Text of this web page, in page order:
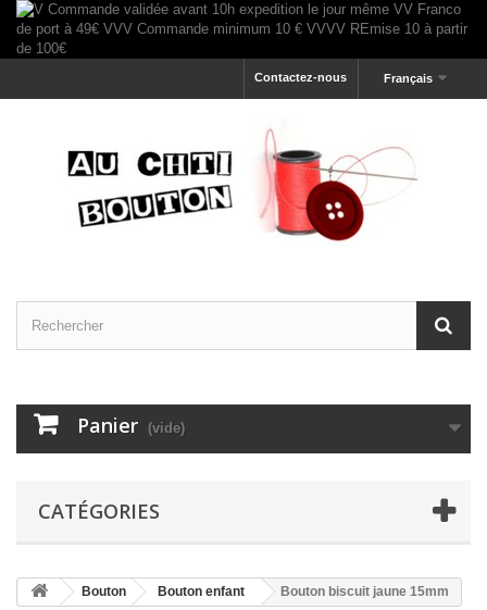
Français
Contactez-nous
Panier (vide)
CATÉGORIES
Bouton Bouton enfant Bouton biscuit jaune 15mm